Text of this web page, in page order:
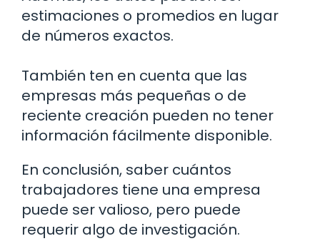
estimaciones o promedios en lugar
de números exactos.
También ten en cuenta que las
empresas más pequeñas o de
reciente creación pueden no tener
información fácilmente disponible.
En conclusión, saber cuántos
trabajadores tiene una empresa
puede ser valioso, pero puede
requerir algo de investigación.